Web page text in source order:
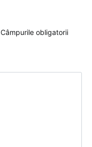
Câmpurile obligatorii